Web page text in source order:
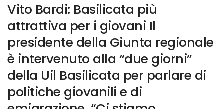
Vito Bardi: Basilicata più
attrattiva per i giovani Il
presidente della Giunta regionale
è intervenuto alla “due giorni”
della Uil Basilicata per parlare di
politiche giovanili e di